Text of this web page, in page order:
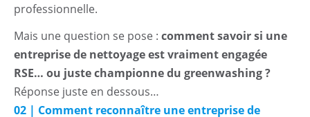
professionnelle.
Mais une question se pose : comment savoir si une
entreprise de nettoyage est vraiment engagée
RSE… ou juste championne du greenwashing ?
Réponse juste en dessous…
02 | Comment reconnaître une entreprise de